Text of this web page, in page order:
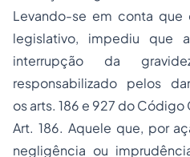
Levando-se em conta que
legislativo, impediu que
interrupção da
responsabilizado pelos
os arts. 186 e 927 do Código
Art. 186. Aquele que, por
negligência ou